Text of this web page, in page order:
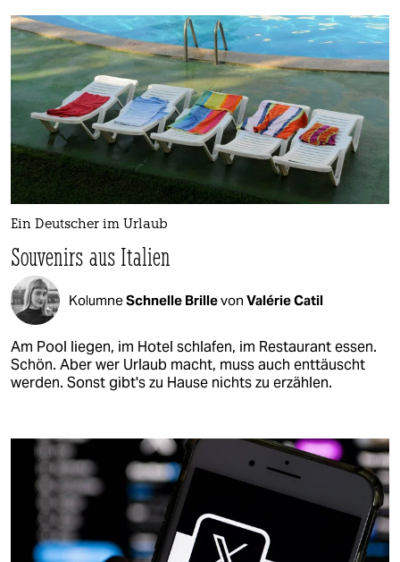
Ein Deutscher im Urlaub
Souvenirs aus Italien
KolumneSchnelle Brillevon Valérie Catil
Am Pool liegen, im Hotel schlafen, im Restaurant essen.
Schön. Aber wer Urlaub macht, muss auch enttäuscht
werden. Sonst gibt's zu Hause nichts zu erzählen.